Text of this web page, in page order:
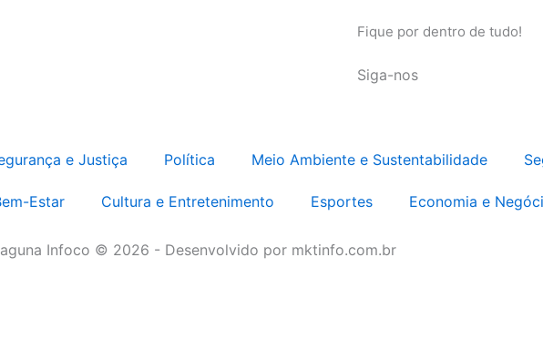
Fique por dentro de tudo!
Siga-nos
e Justiça Política Meio Ambiente e Sustentabilidade
Estar Cultura e Entretenimento Esportes Economia e
Infoco © 2026 - Desenvolvido por mktinfo.com.br